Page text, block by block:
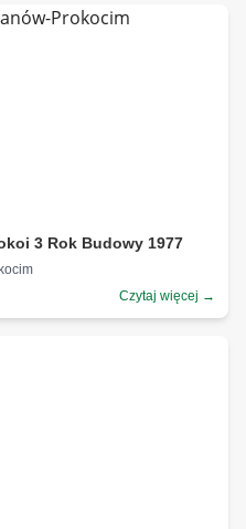
3 Rok Budowy 1977
Czytaj więcej →